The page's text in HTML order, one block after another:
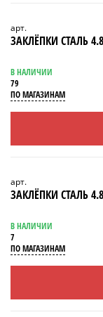
арт.
ЗАКЛЁПКИ СТАЛЬ
В НАЛИЧИИ
79
ПО МАГАЗИНАМ
арт.
ЗАКЛЁПКИ СТАЛЬ
В НАЛИЧИИ
7
ПО МАГАЗИНАМ